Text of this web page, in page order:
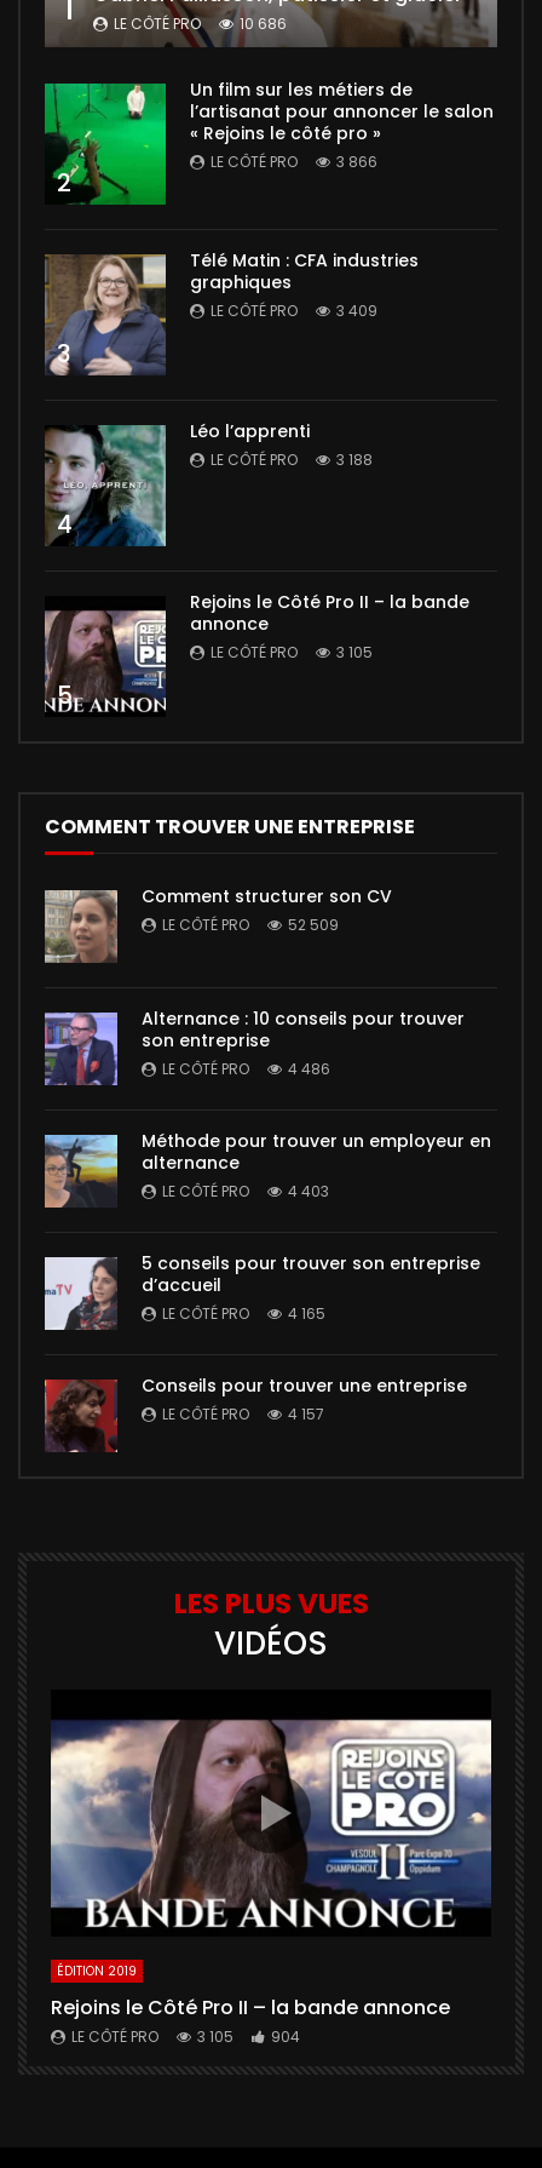
LE CÔTÉ PRO 10 686
2
Un film sur les métiers de
l’artisanat pour annoncer le salon
« Rejoins le côté pro »
LE CÔTÉ PRO 3 866
3
Télé Matin : CFA industries
graphiques
LE CÔTÉ PRO 3 409
4
Léo l’apprenti
LE CÔTÉ PRO 3 188
5
Rejoins le Côté Pro II – la bande
annonce
LE CÔTÉ PRO 3 105
COMMENT TROUVER UNE ENTREPRISE
Comment structurer son CV
LE CÔTÉ PRO 52 509
Alternance : 10 conseils pour trouver
son entreprise
LE CÔTÉ PRO 4 486
Méthode pour trouver un employeur en
alternance
LE CÔTÉ PRO 4 403
5 conseils pour trouver son entreprise
d’accueil
LE CÔTÉ PRO 4 165
Conseils pour trouver une entreprise
LE CÔTÉ PRO 4 157
LES PLUS VUES
VIDÉOS
ÉDITION 2019
Rejoins le Côté Pro II – la bande annonce
LE CÔTÉ PRO 3 105 904